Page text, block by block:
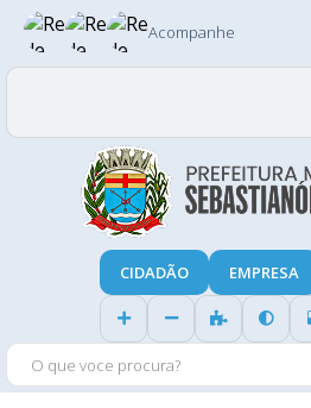
O QUE VOCE PROCURA?
Acompanhe
CIDADÃO EMPRESA